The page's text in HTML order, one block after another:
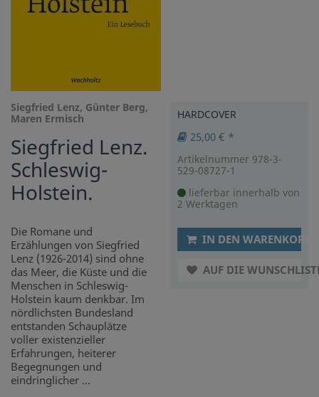
Siegfried Lenz, Günter Berg,
Maren Ermisch
Siegfried Lenz.
Schleswig-
Holstein.
Die Romane und
Erzählungen von Siegfried
Lenz (1926-2014) sind ohne
das Meer, die Küste und die
Menschen in Schleswig-
Holstein kaum denkbar. Im
nördlichsten Bundesland
entstanden Schauplätze
voller existenzieller
Erfahrungen, heiterer
Begegnungen und
eindringlicher ...
HARDCOVER
25,00 € *
Artikelnummer 978-3-
529-08727-1
lieferbar innerhalb von
2 Werktagen
IN DEN WARENKORB
AUF DIE